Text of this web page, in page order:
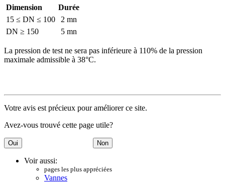
Dimension
Durée
15 ≤ DN ≤ 100
2 mn
DN ≥ 150
5 mn
La pression de test ne sera pas inférieure à 110% de la pression
maximale admissible à 38°C.
Votre avis est précieux pour améliorer ce site.
Avez-vous trouvé cette page utile?
Voir aussi:
pages les plus appréciées
Vannes